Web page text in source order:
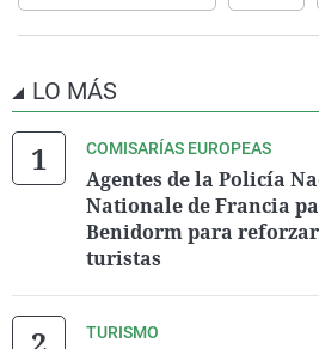
LO MÁS
COMISARÍAS EUROPEAS
Agentes de la Policía
Nationale de Francia
Benidorm para
turistas
TURISMO